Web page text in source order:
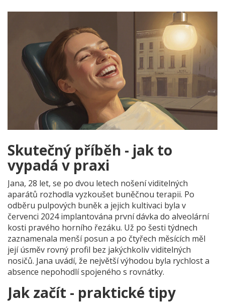
Skutečný příběh - jak to
vypadá v praxi
Jana, 28 let, se po dvou letech nošení viditelných
aparátů rozhodla vyzkoušet buněčnou terapii. Po
odběru pulpových buněk a jejich kultivaci byla v
červenci 2024 implantována první dávka do alveolární
kosti pravého horního řezáku. Už po šesti týdnech
zaznamenala menší posun a po čtyřech měsících měl
její úsměv rovný profil bez jakýchkoliv viditelných
nosičů. Jana uvádí, že největší výhodou byla rychlost a
absence nepohodlí spojeného s rovnátky.
Jak začít - praktické tipy